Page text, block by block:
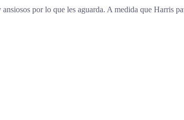
por lo que les aguarda. A medida que Harris